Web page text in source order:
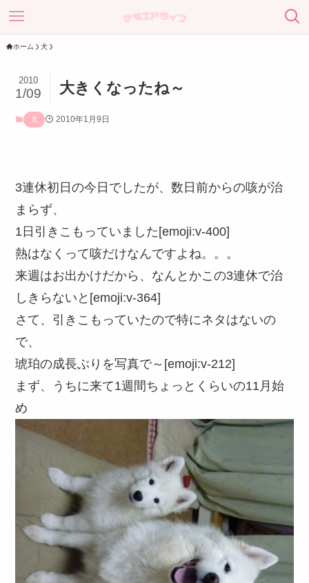
ホーム 犬
大きくなったね～
2010
1/09
犬 2010年1月9日
3連休初日の今日でしたが、数日前からの咳が治
まらず、
1日引きこもっていました[emoji:v-400]
熱はなくって咳だけなんですよね。。。
来週はお出かけだから、なんとかこの3連休で治
しきらないと[emoji:v-364]
さて、引きこもっていたので特にネタはないの
で、
琥珀の成長ぶりを写真で～[emoji:v-212]
まず、うちに来て1週間ちょっとくらいの11月始
め